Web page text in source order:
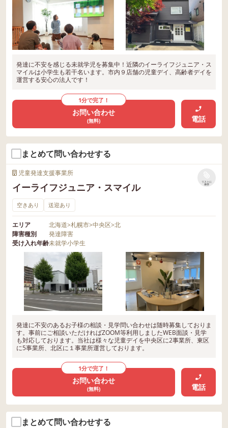
発達に不安を感じる未就学児を募集中！近隣のイーライフジュニア・ス
マイルは小学生も若干名います。市内９店舗の児童デイ、高齢者デイを
運営する安心の法人です！
1分で完了！
お問い合わせ
(無料) 電話
まとめて問い合わせする
児童発達支援事業所
イーライフジュニア・スマイル
リストに
保存
空きあり 送迎あり
エリア 北海道>札幌市>中央区>北
障害種別
発達障害
受け入れ年齢未就学小学生
発達に不安のあるお子様の相談・見学問い合わせは随時募集しておりま
す。事前にご相談いただければZOOM等利用しましたWEB面談・見学
も対応しております。当社は様々な児童デイを中央区に2事業所、東区
に5事業所、北区に１事業所運営しております。
1分で完了！
お問い合わせ
(無料) 電話
まとめて問い合わせする